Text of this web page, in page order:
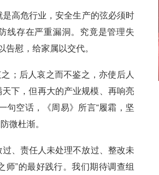
高危行业，安全生产的弦必须时
线存在严重漏洞。究竟是管理失
慰，给家属以交代。
；后人哀之而不鉴之，亦使后人
下，但再大的产业规模、再响亮
句空话，《周易》所言“履霜，坚
微杜渐。
、责任人未处理不放过、整改未
”的最好践行。我们期待调查组